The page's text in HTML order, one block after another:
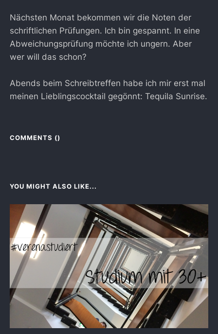
Nächsten Monat bekommen wir die Noten der
schriftlichen Prüfungen. Ich bin gespannt. In eine
Abweichungsprüfung möchte ich ungern. Aber
wer will das schon?
Abends beim Schreibtreffen habe ich mir erst mal
meinen Lieblingscocktail gegönnt: Tequila Sunrise.
COMMENTS ()
YOU MIGHT ALSO LIKE...